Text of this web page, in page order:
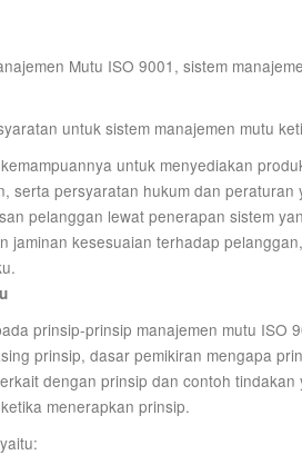
Mutu ISO 9001, sistem
untuk sistem manajemen mutu
untuk menyediakan
serta persyaratan hukum dan peraturan
pelanggan lewat penerapan sistem
jaminan kesesuaian terhadap
prinsip-prinsip manajemen mutu ISO
prinsip, dasar pemikiran mengapa
dengan prinsip dan contoh tindakan
menerapkan prinsip.